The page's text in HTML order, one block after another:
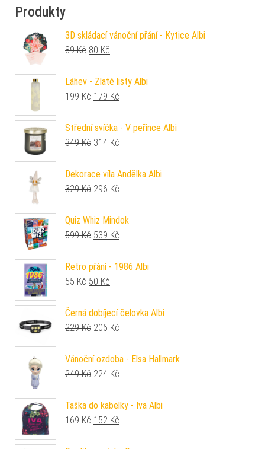
Produkty
3D skládací vánoční přání - Kytice Albi
89Kč Původní cena byla: 89 Kč.
80 Kč
Láhev - Zlaté listy Albi
199Kč Původní cena byla: 199 Kč.
179 Kč
Střední svíčka - V peřince Albi
349Kč Původní cena byla: 349 Kč.
314 Kč
Dekorace víla Andělka Albi
329Kč Původní cena byla: 329 Kč.
296 Kč
Quiz Whiz Mindok
599Kč Původní cena byla: 599 Kč.
539 Kč
Retro přání - 1986 Albi
55Kč Původní cena byla: 55 Kč.
50 Kč
Černá dobíjecí čelovka Albi
229Kč Původní cena byla: 229 Kč.
206 Kč
Vánoční ozdoba - Elsa Hallmark
249Kč Původní cena byla: 249 Kč.
224 Kč
Taška do kabelky - Iva Albi
169Kč Původní cena byla: 169 Kč.
152 Kč